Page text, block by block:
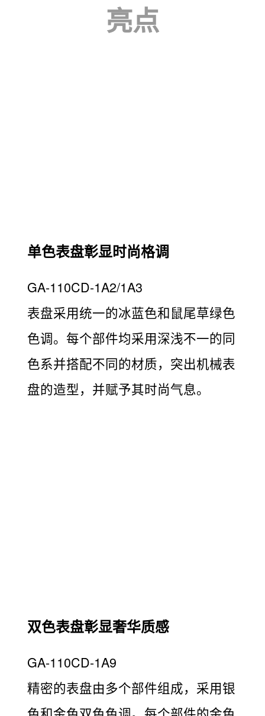
亮点
单色表盘彰显时尚格调
GA-110CD-1A2/1A3
表盘采用统一的冰蓝色和鼠尾草绿色
色调。每个部件均采用深浅不一的同
色系并搭配不同的材质，突出机械表
盘的造型，并赋予其时尚气息。
双色表盘彰显奢华质感
GA-110CD-1A9
精密的表盘由多个部件组成，采用银